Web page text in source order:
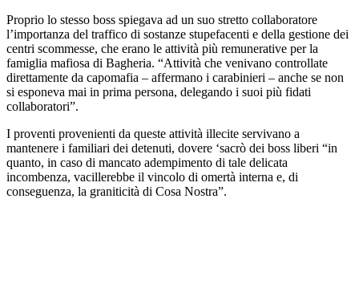
Proprio lo stesso boss spiegava ad un suo stretto collaboratore
l’importanza del traffico di sostanze stupefacenti e della gestione dei
centri scommesse, che erano le attività più remunerative per la
famiglia mafiosa di Bagheria. “Attività che venivano controllate
direttamente da capomafia – affermano i carabinieri – anche se non
si esponeva mai in prima persona, delegando i suoi più fidati
collaboratori”.
I proventi provenienti da queste attività illecite servivano a
mantenere i familiari dei detenuti, dovere ‘sacrò dei boss liberi “in
quanto, in caso di mancato adempimento di tale delicata
incombenza, vacillerebbe il vincolo di omertà interna e, di
conseguenza, la graniticità di Cosa Nostra”.